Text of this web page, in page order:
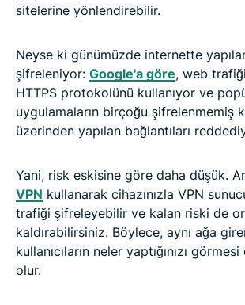
sitelerine yönlendirebilir.
Neyse ki günümüzde internette
şifreleniyor: Google'a göre, web
HTTPS protokolünü kullanıyor ve
uygulamaların birçoğu şifrelenmemiş
üzerinden yapılan bağlantıları
Yani, risk eskisine göre daha düşük.
VPN kullanarak cihazınızla VPN
trafiği şifreleyebilir ve kalan riski de
kaldırabilirsiniz. Böylece, aynı ağa
kullanıcıların neler yaptığınızı
olur.